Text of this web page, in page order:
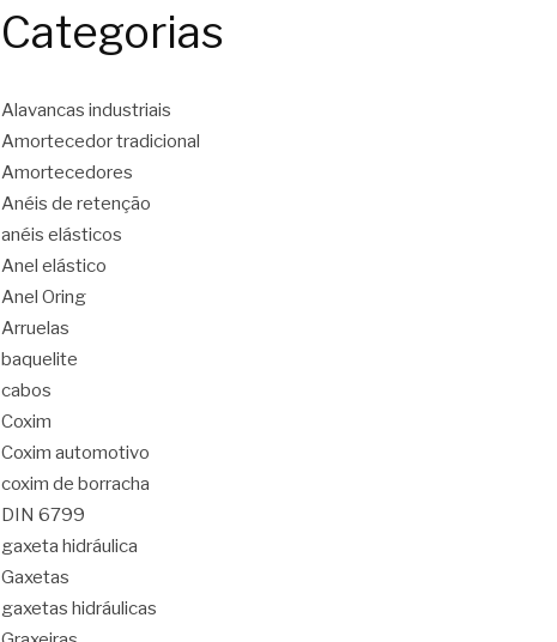
Categorias
Alavancas industriais
Amortecedor tradicional
Amortecedores
Anéis de retenção
anéis elásticos
Anel elástico
Anel Oring
Arruelas
baquelite
cabos
Coxim
Coxim automotivo
coxim de borracha
DIN 6799
gaxeta hidráulica
Gaxetas
gaxetas hidráulicas